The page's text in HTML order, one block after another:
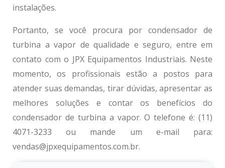
instalações.
Portanto, se você procura por condensador de
turbina a vapor de qualidade e seguro, entre em
contato com o JPX Equipamentos Industriais. Neste
momento, os profissionais estão a postos para
atender suas demandas, tirar dúvidas, apresentar as
melhores soluções e contar os benefícios do
condensador de turbina a vapor. O telefone é: (11)
4071-3233 ou mande um e-mail para:
vendas@jpxequipamentos.com.br.